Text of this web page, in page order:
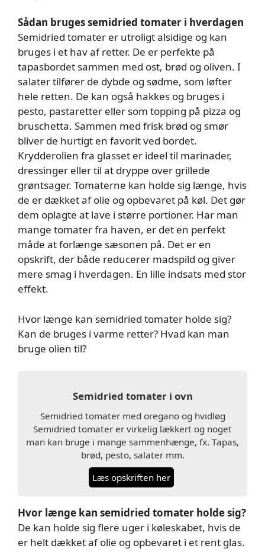
Sådan bruges semidried tomater i hverdagen
Semidried tomater er utroligt alsidige og kan
bruges i et hav af retter. De er perfekte på
tapasbordet sammen med ost, brød og oliven. I
salater tilfører de dybde og sødme, som løfter
hele retten. De kan også hakkes og bruges i
pesto, pastaretter eller som topping på pizza og
bruschetta. Sammen med frisk brød og smør
bliver de hurtigt en favorit ved bordet.
Krydderolien fra glasset er ideel til marinader,
dressinger eller til at dryppe over grillede
grøntsager. Tomaterne kan holde sig længe, hvis
de er dækket af olie og opbevaret på køl. Det gør
dem oplagte at lave i større portioner. Har man
mange tomater fra haven, er det en perfekt
måde at forlænge sæsonen på. Det er en
opskrift, der både reducerer madspild og giver
mere smag i hverdagen. En lille indsats med stor
effekt.
Hvor længe kan semidried tomater holde sig?
Kan de bruges i varme retter? Hvad kan man
bruge olien til?
Semidried tomater i ovn
Semidried tomater med oregano og hvidløg
Semidried tomater er virkelig lækkert og noget
man kan bruge i mange sammenhænge, fx. Tapas,
brød, pesto, salater mm.
Læs opskriften her
Hvor længe kan semidried tomater holde sig?
De kan holde sig flere uger i køleskabet, hvis de
er helt dækket af olie og opbevaret i et rent glas.